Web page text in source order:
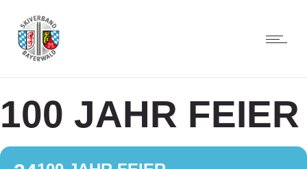
100 JAHR FEIER